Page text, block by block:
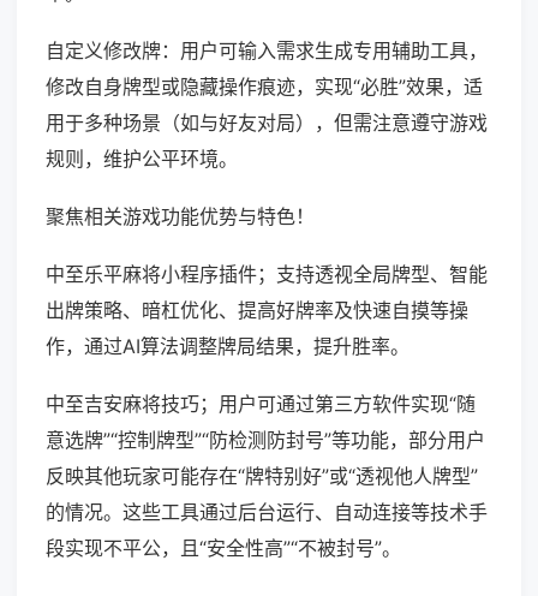
自定义修改牌：用户可输入需求生成专用辅助工具，
修改自身牌型或隐藏操作痕迹，实现“必胜”效果，适
用于多种场景（如与好友对局），但需注意遵守游戏
规则，维护公平环境。
聚焦相关游戏功能优势与特色！
中至乐平麻将小程序插件；支持透视全局牌型、智能
出牌策略、暗杠优化、提高好牌率及快速自摸等操
作，通过AI算法调整牌局结果，提升胜率。
中至吉安麻将技巧；用户可通过第三方软件实现“随
意选牌”“控制牌型”“防检测防封号”等功能，部分用户
反映其他玩家可能存在“牌特别好”或“透视他人牌型”
的情况。这些工具通过后台运行、自动连接等技术手
段实现不平公，且“安全性高”“不被封号”。